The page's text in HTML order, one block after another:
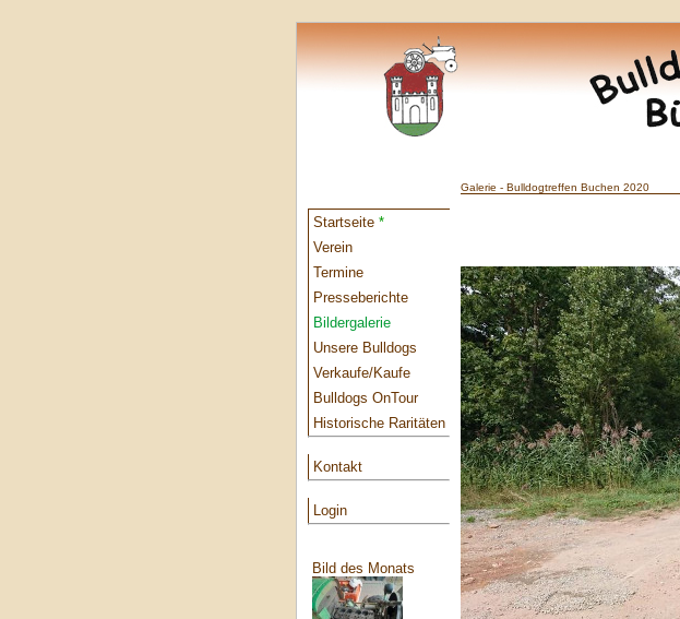
Startseite *
Verein
Termine
Presseberichte
Bildergalerie
Unsere Bulldogs
Verkaufe/Kaufe
Bulldogs OnTour
Historische Raritäten
Kontakt
Login
Bild des Monats
Galerie - Bulldogtreffen Buchen 2020